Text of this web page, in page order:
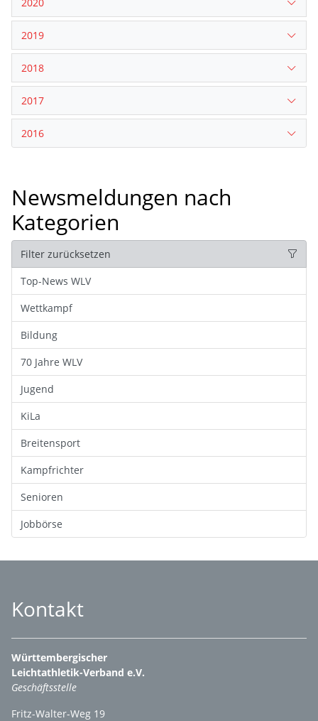
2019
2018
2017
2016
Newsmeldungen nach
Kategorien
Filter zurücksetzen
Top-News WLV
Wettkampf
Bildung
70 Jahre WLV
Jugend
KiLa
Breitensport
Kampfrichter
Senioren
Jobbörse
Kontakt
Württembergischer
Leichtathletik-Verband e.V.
Geschäftsstelle
Fritz-Walter-Weg 19